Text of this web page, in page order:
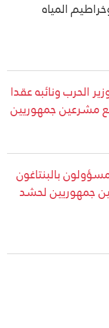
المياه
الحرب ونائبه عقدا
مشرعين جمهوريين
بالبنتاغون
جمهوريين لحشد